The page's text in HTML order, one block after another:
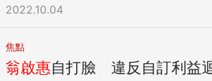
2022.10.04
焦點
翁啟惠自打臉 違反自訂利益